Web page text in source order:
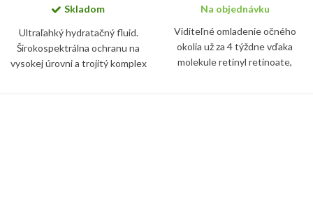
Skladom
Ultraľahký hydratačný fluid.
Širokospektrálna ochranu na
vysokej úrovni a trojitý komplex
Na objednávku
Viditeľné omladenie očného
okolia už za 4 týždne vďaka
molekule retinyl retinoate,